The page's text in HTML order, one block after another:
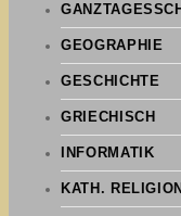
GEOGRAPHIE
GESCHICHTE
GRIECHISCH
INFORMATIK
KATH.